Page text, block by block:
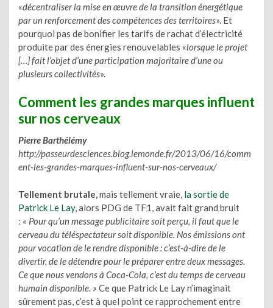
«décentraliser la mise en œuvre de la transition énergétique
par un renforcement des compétences des territoires». Et
pourquoi pas de bonifier les tarifs de rachat d’électricité
produite par des énergies renouvelables «lorsque le projet
[…] fait l’objet d’une participation majoritaire d’une ou
plusieurs collectivités».
Comment les grandes marques influent
sur nos cerveaux
Pierre Barthélémy
http://passeurdesciences.blog.lemonde.fr/2013/06/16/comm
ent-les-grandes-marques-influent-sur-nos-cerveaux/
Tellement brutale, mais tellement vraie, la sortie de
Patrick Le Lay, alors PDG de TF1, avait fait grand bruit
: « Pour qu’un message publicitaire soit perçu, il faut que le
cerveau du téléspectateur soit disponible. Nos émissions ont
pour vocation de le rendre disponible : c’est-à-dire de le
divertir, de le détendre pour le préparer entre deux messages.
Ce que nous vendons à Coca-Cola, c’est du temps de cerveau
humain disponible. » Ce que Patrick Le Lay n’imaginait
sûrement pas, c’est à quel point ce rapprochement entre